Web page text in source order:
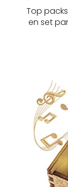
Top
en set